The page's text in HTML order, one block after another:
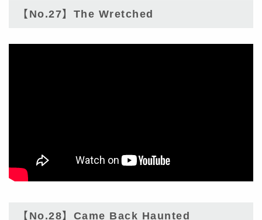
【No.27】The Wretched
【No.28】Came Back Haunted